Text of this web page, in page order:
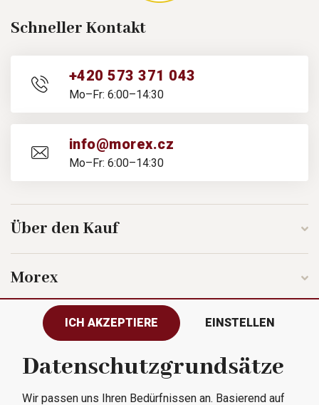
Schneller Kontakt
+420 573 371 043
Mo–Fr: 6:00–14:30
info@morex.cz
Mo–Fr: 6:00–14:30
Über den Kauf
Morex
Folgen Sie uns
ICH AKZEPTIERE EINSTELLEN
Datenschutzgrundsätze
Wir passen uns Ihren Bedürfnissen an. Basierend auf